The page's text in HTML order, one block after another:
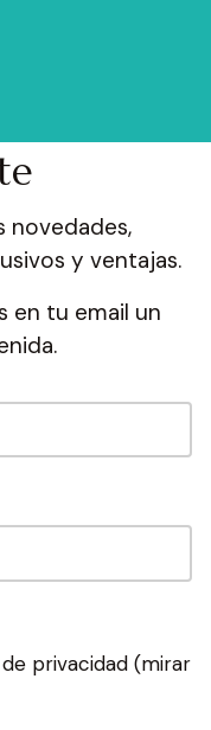
novedades,
y ventajas.
en tu email un
privacidad (mirar